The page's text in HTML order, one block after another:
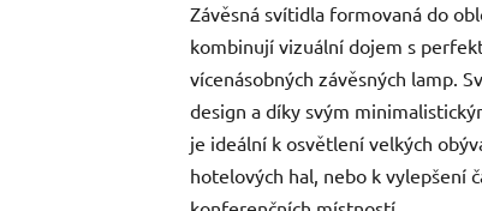
hvězdiček.
Závěsná svítidla formovaná do
kombinují vizuální dojem s
vícenásobných závěsných lamp.
design a díky svým
je ideální k osvětlení velkých
hotelových hal, nebo k vylepšení